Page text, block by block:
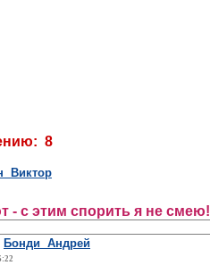
8
Виктор
- с этим спорить я не смею!
Бонди Андрей